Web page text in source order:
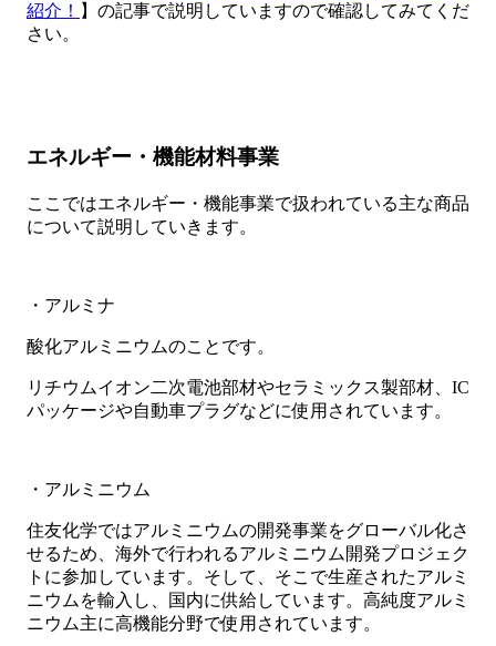
紹介！ 】の記事で説明していますので確認してみてくだ
さい。
エネルギー・機能材料事業
ここではエネルギー・機能事業で扱われている主な商品
について説明していきます。
・アルミナ
酸化アルミニウムのことです。
リチウムイオン二次電池部材やセラミックス製部材、IC
パッケージや自動車プラグなどに使用されています。
・アルミニウム
住友化学ではアルミニウムの開発事業をグローバル化さ
せるため、海外で行われるアルミニウム開発プロジェク
トに参加しています。そして、そこで生産されたアルミ
ニウムを輸入し、国内に供給しています。高純度アルミ
ニウム主に高機能分野で使用されています。